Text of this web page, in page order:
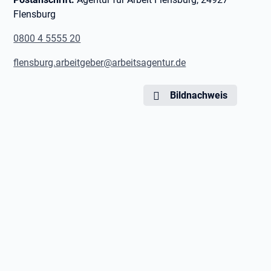
Flensburg
0800 4 5555 20
flensburg.arbeitgeber@arbeitsagentur.de
Bildnachweis